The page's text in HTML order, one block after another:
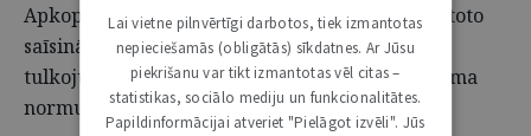
Apkopojuma lietotāju ērtībai sagatavots izmantoto
saīsinājumu atšifrējums, kā arī dažu svešvārdu
tulkojums, Civillikuma un Civilprocesa (no)likuma
normu, kā arī atslēgvārdu rādītājs.
Lai vietne pilnvērtīgi darbotos, tiek izmantotas
nepieciešamās (obligātās) sīkdatnes. Ar Jūsu
piekrišanu var tikt izmantotas vēl citas –
statistikas, sociālo mediju un funkcionalitātes.
Papildinformācijai atveriet "Pielāgot izvēli". Jūs